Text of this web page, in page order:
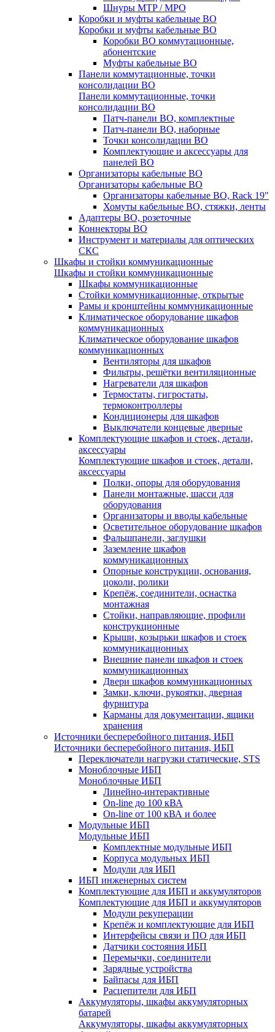
Шнуры MTP / MPO
Коробки и муфты кабельные ВО
Коробки и муфты кабельные ВО
Коробки ВО коммутационные,
абонентские
Муфты кабельные ВО
Панели коммутационные, точки
консолидации ВО
Панели коммутационные, точки
консолидации ВО
Патч-панели ВО, комплектные
Патч-панели ВО, наборные
Точки консолидации ВО
Комплектующие и аксессуары для
панелей ВО
Организаторы кабельные ВО
Организаторы кабельные ВО
Организаторы кабельные ВО, Rack 19"
Хомуты кабельные ВО, стяжки, ленты
Адаптеры ВО, розеточные
Коннекторы ВО
Инструмент и материалы для оптических
СКС
Шкафы и стойки коммуникационные
Шкафы и стойки коммуникационные
Шкафы коммуникационные
Стойки коммуникационные, открытые
Рамы и кронштейны коммуникационные
Климатическое оборудование шкафов
коммуникационных
Климатическое оборудование шкафов
коммуникационных
Вентиляторы для шкафов
Фильтры, решётки вентиляционные
Нагреватели для шкафов
Термостаты, гигростаты,
термоконтроллеры
Кондиционеры для шкафов
Выключатели концевые дверные
Комплектующие шкафов и стоек, детали,
аксессуары
Комплектующие шкафов и стоек, детали,
аксессуары
Полки, опоры для оборудования
Панели монтажные, шасси для
оборудования
Организаторы и вводы кабельные
Осветительное оборудование шкафов
Фальшпанели, заглушки
Заземление шкафов
коммуникационных
Опорные конструкции, основания,
цоколи, ролики
Крепёж, соединители, оснастка
монтажная
Стойки, направляющие, профили
конструкционные
Крыши, козырьки шкафов и стоек
коммуникационных
Внешние панели шкафов и стоек
коммуникационных
Двери шкафов коммуникационных
Замки, ключи, рукоятки, дверная
фурнитура
Карманы для документации, ящики
хранения
Источники бесперебойного питания, ИБП
Источники бесперебойного питания, ИБП
Переключатели нагрузки статические, STS
Моноблочные ИБП
Моноблочные ИБП
Линейно-интерактивные
On-line до 100 кВА
On-line от 100 кВА и более
Модульные ИБП
Модульные ИБП
Комплектные модульные ИБП
Корпуса модульных ИБП
Модули для ИБП
ИБП инженерных систем
Комплектующие для ИБП и аккумуляторов
Комплектующие для ИБП и аккумуляторов
Модули рекуперации
Крепёж и комплектующие для ИБП
Интерфейсы связи и ПО для ИБП
Датчики состояния ИБП
Перемычки, соединители
Зарядные устройства
Байпасы для ИБП
Расцепители для ИБП
Аккумуляторы, шкафы аккумуляторных
батарей
Аккумуляторы, шкафы аккумуляторных